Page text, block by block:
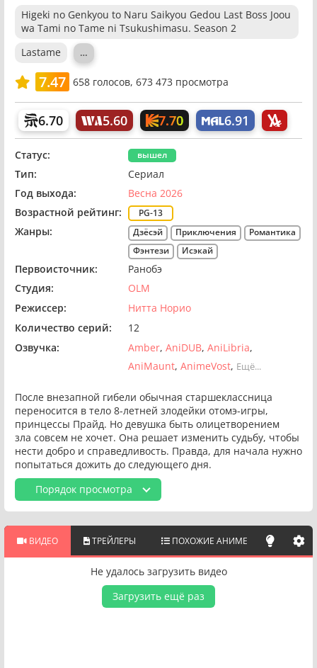
Higeki no Genkyou to Naru Saikyou Gedou Last Boss Joou
wa Tami no Tame ni Tsukushimasu. Season 2
Lastame
…
7.47 658голосов, 673 473 просмотра
6.70 5.60 7.70 6.91
Статус: вышел
Тип:
Сериал
Год выхода:
Весна 2026
Возрастной рейтинг:
PG-13
Жанры: Дзёсэй Приключения
Романтика
Фэнтези
Исэкай
Первоисточник:
Ранобэ
Студия:
OLM
Режиссер:
Нитта Норио
Количество серий:
12
Озвучка:
Amber AniDUB AniLibria
AniMaunt AnimeVost Ещё...
После внезапной гибели обычная старшеклассница
переносится в тело 8-летней злодейки отомэ-игры,
принцессы Прайд. Но девушка быть олицетворением
зла совсем не хочет. Она решает изменить судьбу, чтобы
нести добро и справедливость. Правда, для начала нужно
попытаться дожить до следующего дня.
Порядок просмотра
ВИДЕО ТРЕЙЛЕРЫ ПОХОЖИЕ АНИМЕ
Не удалось загрузить видео
Загрузить ещё раз